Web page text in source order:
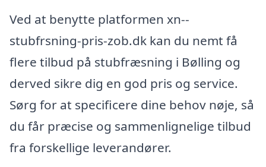
Ved at benytte platformen xn--
stubfrsning-pris-zob.dk kan du nemt få
flere tilbud på stubfræsning i Bølling og
derved sikre dig en god pris og service.
Sørg for at specificere dine behov nøje, så
du får præcise og sammenlignelige tilbud
fra forskellige leverandører.